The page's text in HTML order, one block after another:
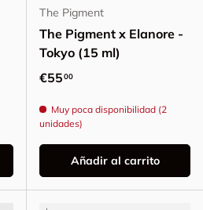
The Pigment
The Pigment x Elanore -
Tokyo (15 ml)
Precio normal
€5500
Muy poca disponibilidad (2
unidades)
Añadir al carrito